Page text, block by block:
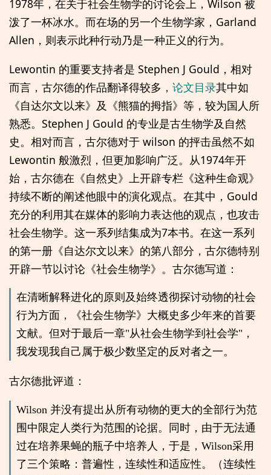
1978年，在关于社会生物学的讨论会上，Wilson 被
泼了一杯冰水。而在场的另一个生物学家，Garland
Allen，则表示此种行动乃是一种正义的行为。
Lewontin 的重要支持者是 Stephen J Gould，相对
而言，古尔德的作品翻译得较多， 论文目录其中如
《自达尔文以来》及《熊猫的拇指》等，较为国人所
熟悉。Stephen J Gould 的专业是古生物学及自然
史。相对而言，古尔德对于 wilson 的抨击虽然不如
Lewontin 般激烈，但更加影响广泛。从1974年开
始，古尔德在《自然史》上开辟专栏《这种生命观》
持续不断的阐述他眼中的演化观点。在其中，Gould
充分的利用其在媒体的影响力表达他的观点，也攻击
社会生物学。这一系列结集成为7本书。在这一系列
的第一册《自达尔文以来》的第八部分，古尔德特别
开辟一节以讨论《社会生物学》。古尔德写道：
在清晰解释进化的原则及始终透彻探讨动物的社会
行为方面，《社会生物学》大概史多少年来的首要
文献。但对于最后一章"从社会生物学到社会学"，
我发现我自己属于极少数坚定的反对者之一。
古尔德批评道：
Wilson 并没有提出从所有动物的更大的全部行为范
围中限定人类行为范围的论据。同时，由于无法通
过在培养果蝇的瓶子中培养人，于是，Wilson采用
了三个策略：普遍性，连续性和适应性。（连续性